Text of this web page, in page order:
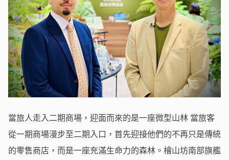
當旅人走入二期商場，迎面而來的是一座微型山林 當旅客
從一期商場漫步至二期入口，首先迎接他們的不再只是傳統
的零售商店，而是一座充滿生命力的森林。檜山坊南部旗艦